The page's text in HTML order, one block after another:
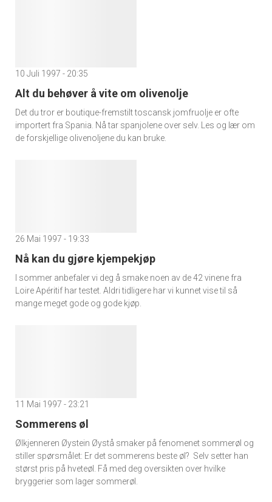
10 Juli 1997 - 20:35
Alt du behøver å vite om olivenolje
Det du tror er boutique-fremstilt toscansk jomfruolje er ofte
importert fra Spania. Nå tar spanjolene over selv. Les og lær om
de forskjellige olivenoljene du kan bruke.
26 Mai 1997 - 19:33
Nå kan du gjøre kjempekjøp
I sommer anbefaler vi deg å smake noen av de 42 vinene fra
Loire Apéritif har testet. Aldri tidligere har vi kunnet vise til så
mange meget gode og gode kjøp.
11 Mai 1997 - 23:21
Sommerens øl
Ølkjenneren Øystein Øystå smaker på fenomenet sommerøl og
stiller spørsmålet: Er det sommerens beste øl? Selv setter han
størst pris på hveteøl. Få med deg oversikten over hvilke
bryggerier som lager sommerøl.